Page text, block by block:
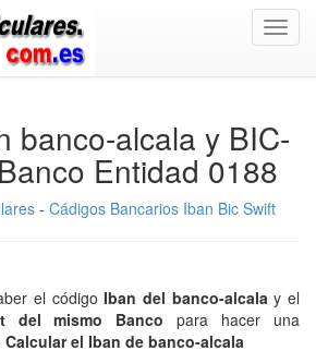
banco-alcala y BIC-
Entidad 0188
- Cádigos Bancarios Iban Bic Swift
el códigoIban del banco-alcalay el
del mismo Banco para hacer una
Calcular el Iban de banco-alcala